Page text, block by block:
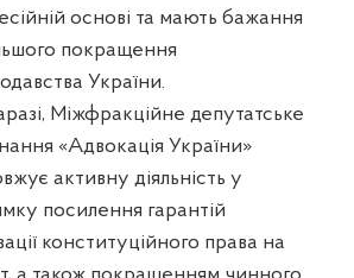
основі та мають бажання
покращення
України.
Міжфракційне депутатське
«Адвокація України»
активну діяльність у
посилення гарантій
конституційного права на